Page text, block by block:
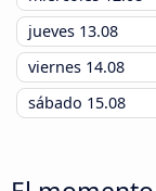
jueves 13.08
viernes 14.08
sábado 15.08